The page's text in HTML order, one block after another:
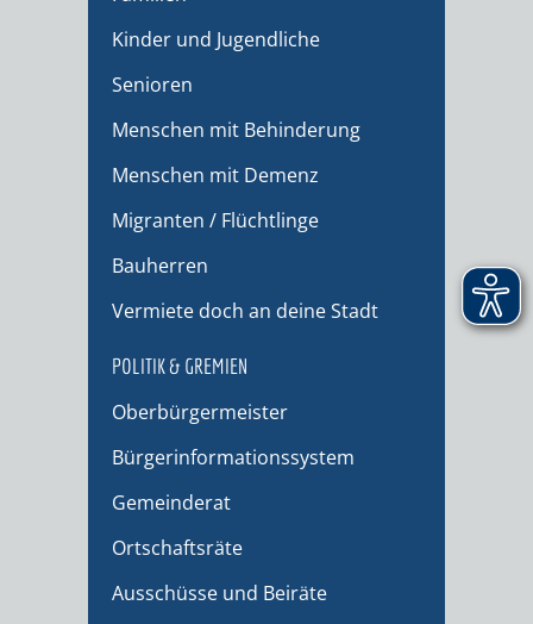
Kinder und Jugendliche
Senioren
Menschen mit Behinderung
Menschen mit Demenz
Migranten / Flüchtlinge
Bauherren
Vermiete doch an deine Stadt
POLITIK & GREMIEN
Oberbürgermeister
Bürgerinformationssystem
Gemeinderat
Ortschaftsräte
Ausschüsse und Beiräte